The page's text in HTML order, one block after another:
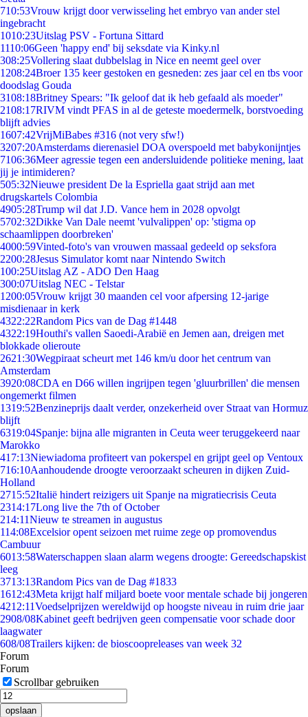
710:53Vrouw krijgt door verwisseling het embryo van ander stel
ingebracht
1010:23Uitslag PSV - Fortuna Sittard
1110:06Geen 'happy end' bij seksdate via Kinky.nl
308:25Vollering slaat dubbelslag in Nice en neemt geel over
1208:24Broer 135 keer gestoken en gesneden: zes jaar cel en tbs voor
doodslag Gouda
3108:18Britney Spears: "Ik geloof dat ik heb gefaald als moeder"
2108:17RIVM vindt PFAS in al de geteste moedermelk, borstvoeding
blijft advies
1607:42VrijMiBabes #316 (not very sfw!)
3207:20Amsterdams dierenasiel DOA overspoeld met babykonijntjes
7106:36Meer agressie tegen een andersluidende politieke mening, laat
jij je intimideren?
505:32Nieuwe president De la Espriella gaat strijd aan met
drugskartels Colombia
4905:28Trump wil dat J.D. Vance hem in 2028 opvolgt
5702:32Dikke Van Dale neemt 'vulvalippen' op: 'stigma op
schaamlippen doorbreken'
4000:59Vinted-foto's van vrouwen massaal gedeeld op seksfora
2200:28Jesus Simulator komt naar Nintendo Switch
100:25Uitslag AZ - ADO Den Haag
300:07Uitslag NEC - Telstar
1200:05Vrouw krijgt 30 maanden cel voor afpersing 12-jarige
misdienaar in kerk
4322:22Random Pics van de Dag #1448
4322:19Houthi's vallen Saoedi-Arabië en Jemen aan, dreigen met
blokkade olieroute
2621:30Wegpiraat scheurt met 146 km/u door het centrum van
Amsterdam
3920:08CDA en D66 willen ingrijpen tegen 'gluurbrillen' die mensen
ongemerkt filmen
1319:52Benzineprijs daalt verder, onzekerheid over Straat van Hormuz
blijft
6319:04Spanje: bijna alle migranten in Ceuta weer teruggekeerd naar
Marokko
417:13Niewiadoma profiteert van pokerspel en grijpt geel op Ventoux
716:10Aanhoudende droogte veroorzaakt scheuren in dijken Zuid-
Holland
2715:52Italië hindert reizigers uit Spanje na migratiecrisis Ceuta
2314:17Long live the 7th of October
214:11Nieuw te streamen in augustus
114:08Excelsior opent seizoen met ruime zege op promovendus
Cambuur
6013:58Waterschappen slaan alarm wegens droogte: Gereedschapskist
leeg
3713:13Random Pics van de Dag #1833
1612:43Meta krijgt half miljard boete voor mentale schade bij jongeren
4212:11Voedselprijzen wereldwijd op hoogste niveau in ruim drie jaar
2908/08Kabinet geeft bedrijven geen compensatie voor schade door
laagwater
608/08Trailers kijken: de bioscoopreleases van week 32
Forum
Forum
Scrollbar gebruiken
opslaan